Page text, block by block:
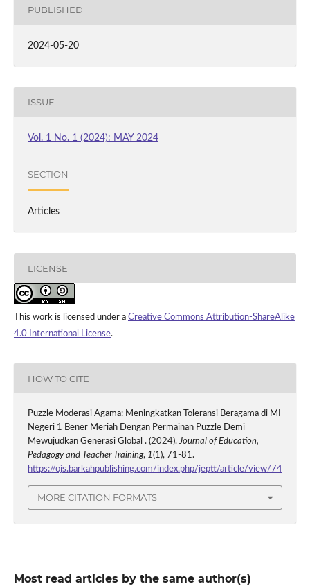
PUBLISHED
2024-05-20
ISSUE
Vol. 1 No. 1 (2024): MAY 2024
SECTION
Articles
LICENSE
This work is licensed under a Creative Commons Attribution-ShareAlike
4.0 International License.
HOW TO CITE
Puzzle Moderasi Agama: Meningkatkan Toleransi Beragama di MI
Negeri 1 Bener Meriah Dengan Permainan Puzzle Demi
Mewujudkan Generasi Global . (2024).Journal of Education,
Pedagogy and Teacher Training, 1(1), 71-81.
https://ojs.barkahpublishing.com/index.php/jeptt/article/view/74
MORE CITATION FORMATS
Most read articles by the same author(s)